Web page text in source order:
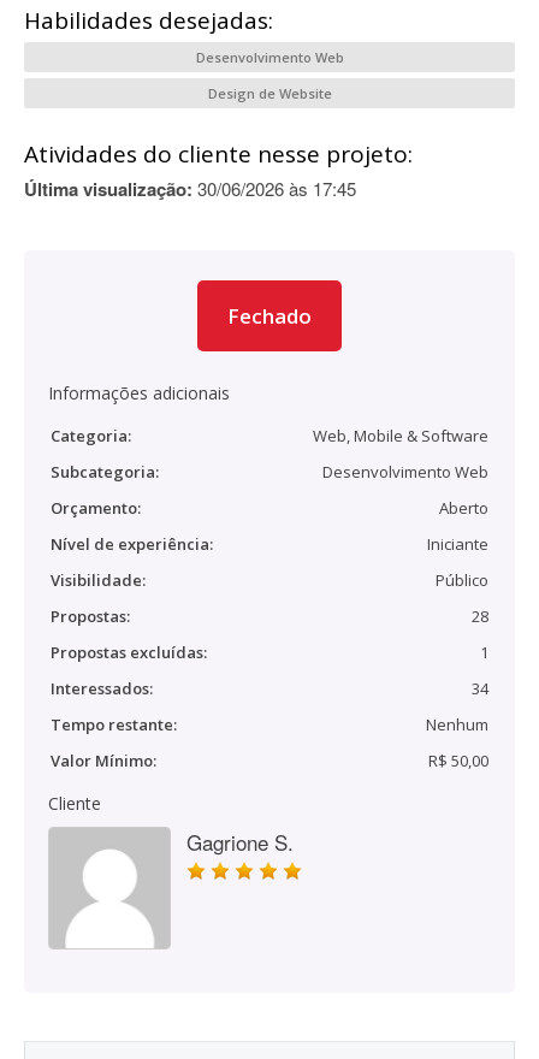
Habilidades desejadas:
Desenvolvimento Web
Design de Website
Atividades do cliente nesse projeto:
Última visualização: 30/06/2026 às 17:45
Fechado
Informações adicionais
Categoria:
Web, Mobile & Software
Subcategoria:
Desenvolvimento Web
Orçamento:
Aberto
Nível de experiência:
Iniciante
Visibilidade:
Público
Propostas:
28
Propostas excluídas:
1
Interessados:
34
Tempo restante:
Nenhum
Valor Mínimo:
R$ 50,00
Cliente
Gagrione S.